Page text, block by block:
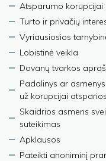
Atsparumo korupcijai
Turto ir privačių
Vyriausiosios
Lobistinė veikla
Dovanų tvarkos
Padalinys ar
už korupcijai
Skaidrios asmens
suteikimas
Apklausos
Pateikti anoniminį